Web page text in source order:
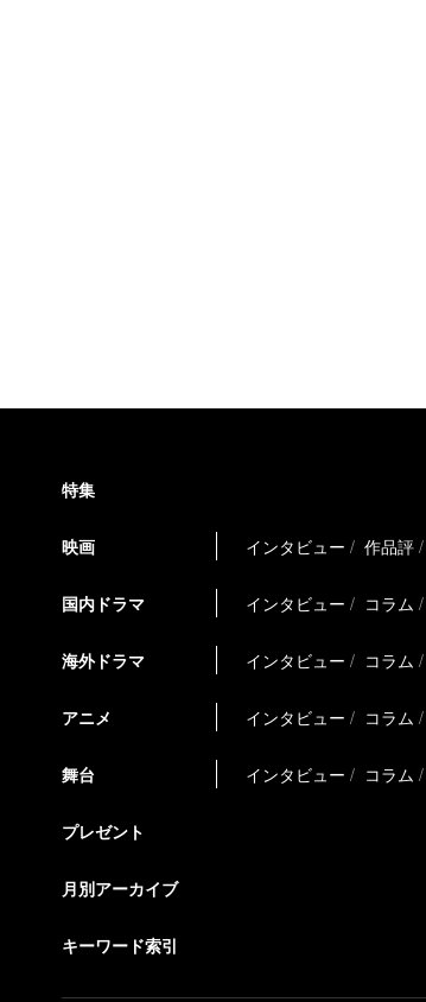
特集
映画 インタビュー 作品評
国内ドラマ インタビュー コラム
海外ドラマ インタビュー コラム
アニメ インタビュー コラム
舞台 インタビュー コラム
プレゼント
月別アーカイブ
キーワード索引